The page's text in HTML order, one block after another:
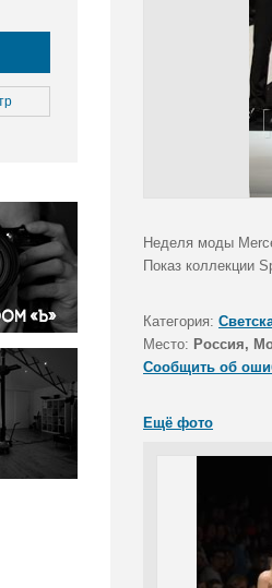
Неделя моды
Показ коллекции
Категория:
Место: Россия,
Сообщить об
Ещё фото